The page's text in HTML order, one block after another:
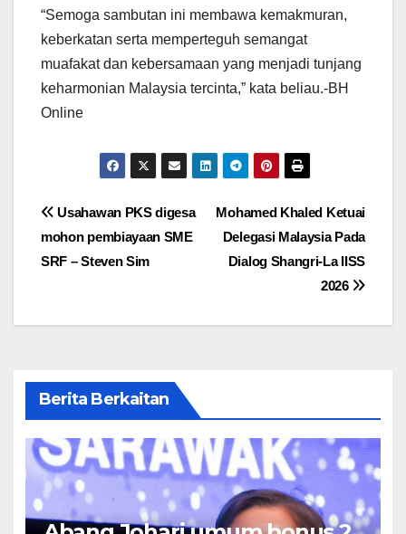
“Semoga sambutan ini membawa kemakmuran,
keberkatan serta memperteguh semangat
muafakat dan kebersamaan yang menjadi tunjang
keharmonian Malaysia tercinta,” kata beliau.-BH
Online
Post
navigation
Mohamed Khaled Ketuai
Delegasi Malaysia Pada
Dialog Shangri-La IISS
2026
Usahawan PKS digesa
mohon pembiayaan SME
SRF – Steven Sim
Berita Berkaitan